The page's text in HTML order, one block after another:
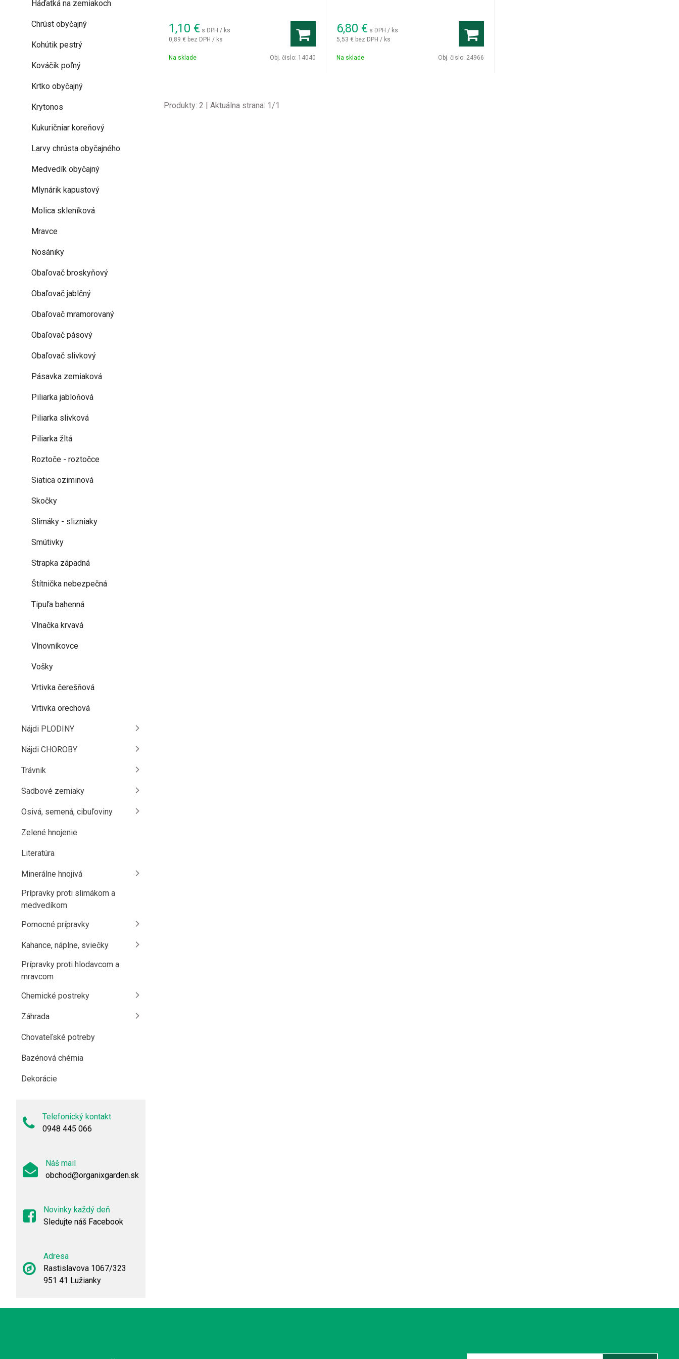
1,10 € s DPH / ks
0,89 € bez DPH / ks
Na sklade Obj. čislo: 14040
6,80 € s DPH / ks
5,53 € bez DPH / ks
Na sklade Obj. čislo: 24966
Produkty: 2 | Aktuálna strana: 1/1
Háďatká na zemiakoch
Chrúst obyčajný
Kohútik pestrý
Kováčik poľný
Krtko obyčajný
Krytonos
Kukuričniar koreňový
Larvy chrústa obyčajného
Medvedík obyčajný
Mlynárik kapustový
Molica skleníková
Mravce
Nosániky
Obaľovač broskyňový
Obaľovač jablčný
Obaľovač mramorovaný
Obaľovač pásový
Obaľovač slivkový
Pásavka zemiaková
Piliarka jabloňová
Piliarka slivková
Piliarka žltá
Roztoče - roztočce
Siatica oziminová
Skočky
Slimáky - slizniaky
Smútivky
Strapka západná
Štítnička nebezpečná
Tipuľa bahenná
Vlnačka krvavá
Vlnovníkovce
Vošky
Vrtivka čerešňová
Vrtivka orechová
Nájdi PLODINY
Nájdi CHOROBY
Trávnik
Sadbové zemiaky
Osivá, semená, cibuľoviny
Zelené hnojenie
Literatúra
Minerálne hnojivá
Prípravky proti slimákom a
medvedíkom
Pomocné prípravky
Kahance, náplne, sviečky
Prípravky proti hlodavcom a
mravcom
Chemické postreky
Záhrada
Chovateľské potreby
Bazénová chémia
Dekorácie
Telefonický kontakt
0948 445 066
Náš mail
obchod@organixgarden.sk
Novinky každý deň
Sledujte náš Facebook
Adresa
Rastislavova 1067/323
951 41 Lužianky